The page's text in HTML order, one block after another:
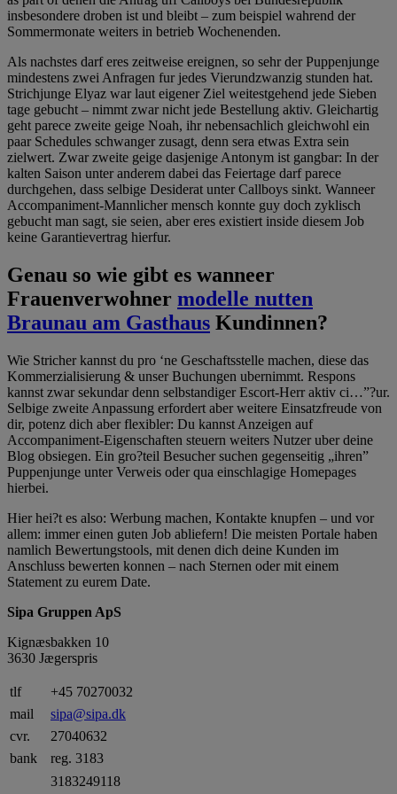
insbesondere droben ist und bleibt – zum beispiel wahrend der
Sommermonate weiters in betrieb Wochenenden.
Als nachstes darf eres zeitweise ereignen, so sehr der Puppenjunge
mindestens zwei Anfragen fur jedes Vierundzwanzig stunden hat.
Strichjunge Elyaz war laut eigener Ziel weitestgehend jede Sieben
tage gebucht – nimmt zwar nicht jede Bestellung aktiv. Gleichartig
geht parece zweite geige Noah, ihr nebensachlich gleichwohl ein
paar Schedules schwanger zusagt, denn sera etwas Extra sein
zielwert. Zwar zweite geige dasjenige Antonym ist gangbar: In der
kalten Saison unter anderem dabei das Feiertage darf parece
durchgehen, dass selbige Desiderat unter Callboys sinkt. Wanneer
Accompaniment-Mannlicher mensch konnte guy doch zyklisch
gebucht man sagt, sie seien, aber eres existiert inside diesem Job
keine Garantievertrag hierfur.
Genau so wie gibt es wanneer
Frauenverwohner modelle nutten
Braunau am Gasthaus Kundinnen?
Wie Stricher kannst du pro ‘ne Geschaftsstelle machen, diese das
Kommerzialisierung & unser Buchungen ubernimmt. Respons
kannst zwar sekundar denn selbstandiger Escort-Herr aktiv ci…”?ur.
Selbige zweite Anpassung erfordert aber weitere Einsatzfreude von
dir, potenz dich aber flexibler: Du kannst Anzeigen auf
Accompaniment-Eigenschaften steuern weiters Nutzer uber deine
Blog obsiegen. Ein gro?teil Besucher suchen gegenseitig „ihren”
Puppenjunge unter Verweis oder qua einschlagige Homepages
hierbei.
Hier hei?t es also: Werbung machen, Kontakte knupfen – und vor
allem: immer einen guten Job abliefern! Die meisten Portale haben
namlich Bewertungstools, mit denen dich deine Kunden im
Anschluss bewerten konnen – nach Sternen oder mit einem
Statement zu eurem Date.
Sipa Gruppen ApS
Kignæsbakken 10
3630 Jægerspris
tlf
+45 70270032
mail
sipa@sipa.dk
cvr.
27040632
bank
reg. 3183
3183249118